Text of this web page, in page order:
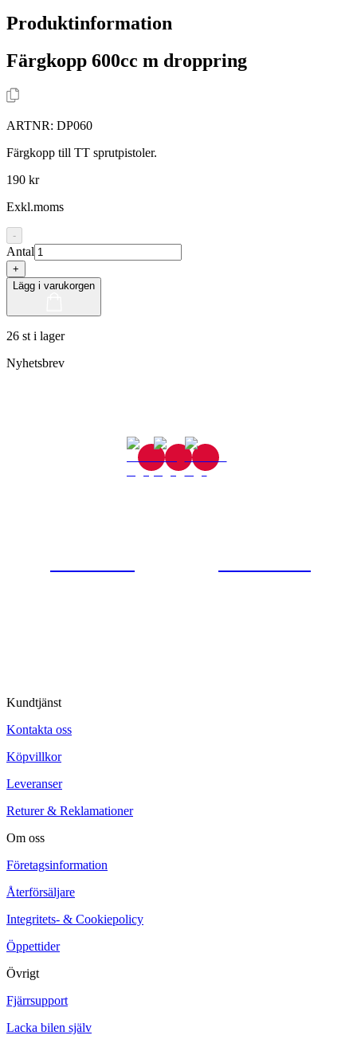
Produktinformation
Färgkopp 600cc m droppring
ARTNR: DP060
Färgkopp till TT sprutpistoler.
190 kr
Exkl.moms
-
Antal
+
Lägg i varukorgen
26 st i lager
Nyhetsbrev
Kundtjänst
Kontakta oss
Köpvillkor
Leveranser
Returer & Reklamationer
Om oss
Företagsinformation
Återförsäljare
Integritets- & Cookiepolicy
Öppettider
Övrigt
Fjärrsupport
Lacka bilen själv